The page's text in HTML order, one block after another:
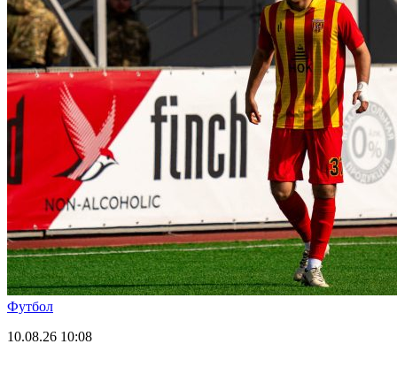
Футбол
10.08.26 10:08